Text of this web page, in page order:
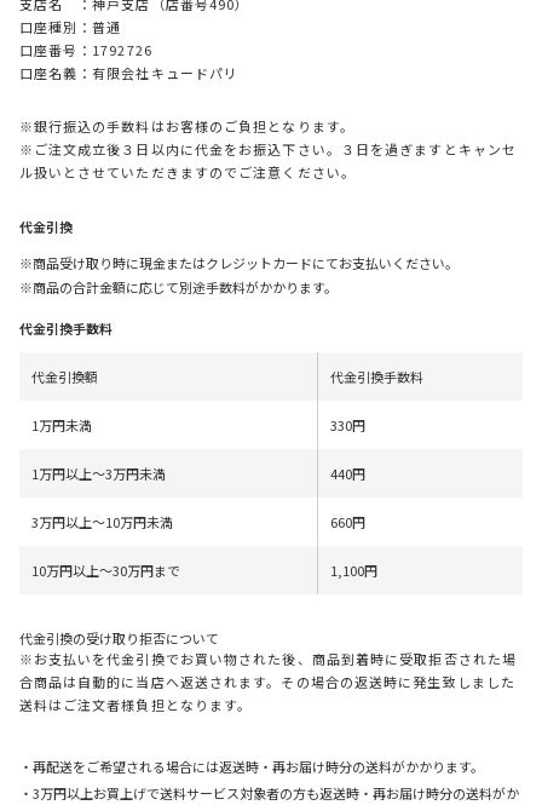
口座種別：普通
口座番号：1792726
口座名義：有限会社キュードパリ
※銀行振込の手数料はお客様のご負担となります。
※ご注文成立後３日以内に代金をお振込下さい。３日を過ぎますとキャンセ
ル扱いとさせていただきますのでご注意ください。
代金引換
※商品受け取り時に現金またはクレジットカードにてお支払いください。
※商品の合計金額に応じて別途手数料がかかります。
代金引換手数料
代金引換額 代金引換手数料
1万円未満 330円
1万円以上～3万円未満 440円
3万円以上～10万円未満 660円
10万円以上～30万円まで 1,100円
代金引換の受け取り拒否について
※お支払いを代金引換でお買い物された後、商品到着時に受取拒否された場
合商品は自動的に当店へ返送されます。その場合の返送時に発生致しました
送料はご注文者様負担となります。
・再配送をご希望される場合には返送時・再お届け時分の送料がかかります。
・3万円以上お買上げで送料サービス対象者の方も返送時・再お届け時分の送料がか